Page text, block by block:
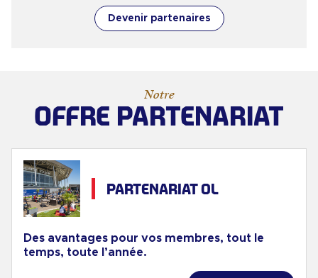
Devenir partenaires
Notre
OFFRE PARTENARIAT
PARTENARIAT OL
Des avantages pour vos membres, tout le
temps, toute l’année.